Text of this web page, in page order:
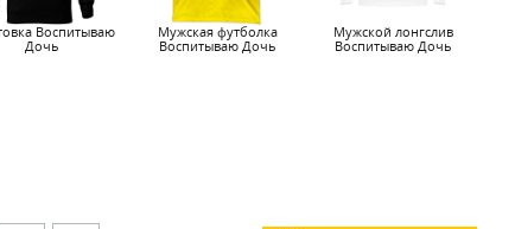
Воспитываю
Дочь
Мужская футболка
Воспитываю Дочь
Мужской лонгслив
Воспитываю Дочь